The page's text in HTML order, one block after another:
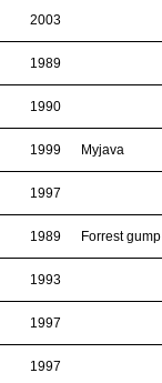
2003
1989
1990
1999 Myjava
1997
1989 Forrest gump
1993
1997
1997